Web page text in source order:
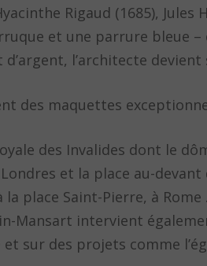
Rigaud (1685),
et une parrure bleue –
d’argent, l’architecte
des maquettes
des Invalides dont le
et la place au-
place Saint-Pierre, à
Mansart intervient
sur des projets comme